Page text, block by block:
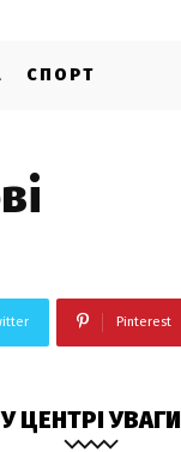
СПОРТ
Pinterest
У ЦЕНТРІ УВАГИ